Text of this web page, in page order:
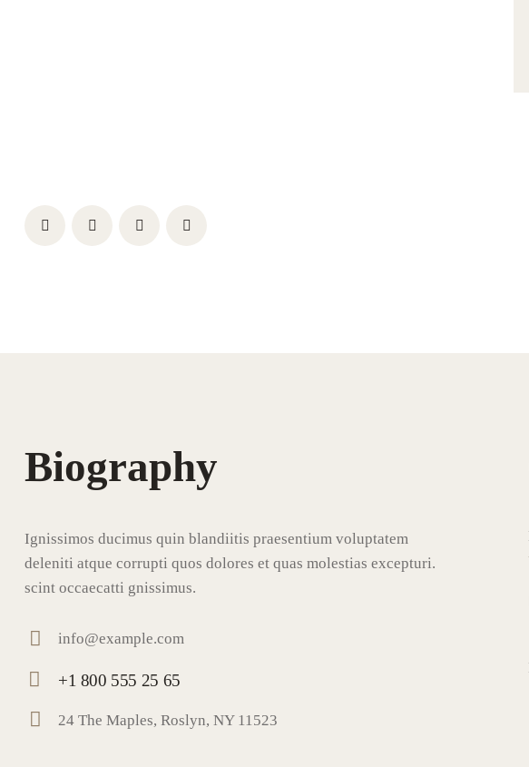
Biography
Ignissimos ducimus quin blandiitis praesentium voluptatem
deleniti atque corrupti quos dolores et quas molestias excepturi.
scint occaecatti gnissimus.
ma
il:
info@example.com
on
+1 800 555 25 65
24 The Maples, Roslyn, NY 11523